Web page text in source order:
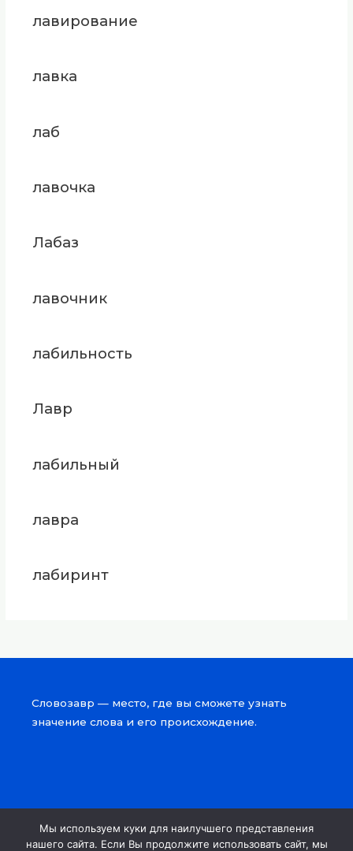
лавирование
лавка
лаб
лавочка
Лабаз
лавочник
лабильность
Лавр
лабильный
лавра
лабиринт
Словозавр — место, где вы сможете узнать
значение слова и его происхождение.
Copyright © 2026 Словозавр
Мы используем куки для наилучшего представления
нашего сайта. Если Вы продолжите использовать сайт, мы